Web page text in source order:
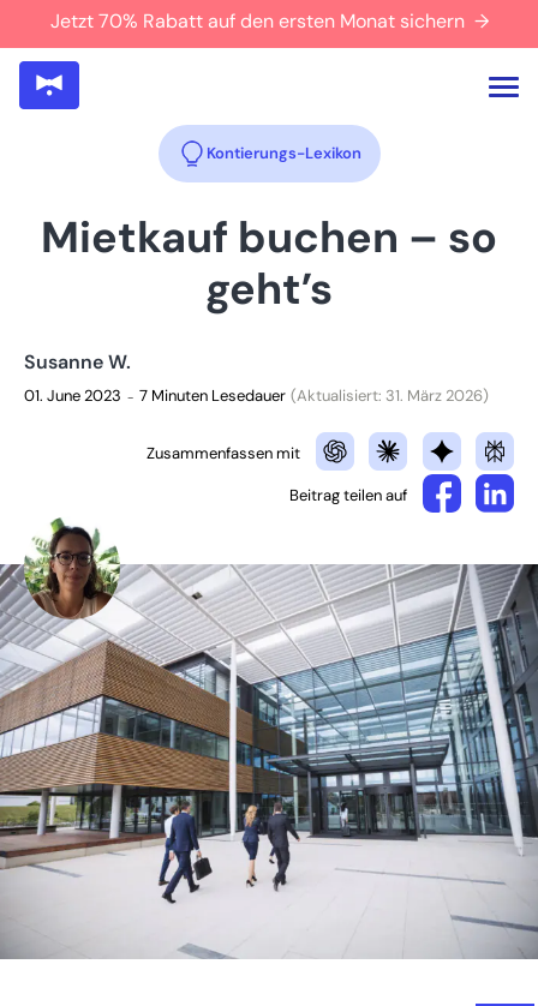
Jetzt 70% Rabatt auf den ersten Monat sichern →
Kontierungs-Lexikon
Mietkauf buchen – so
geht’s
Susanne W.
01. June 2023 – 7 Minuten Lesedauer (Aktualisiert: 31. März 2026)
Zusammenfassen mit
Beitrag teilen auf